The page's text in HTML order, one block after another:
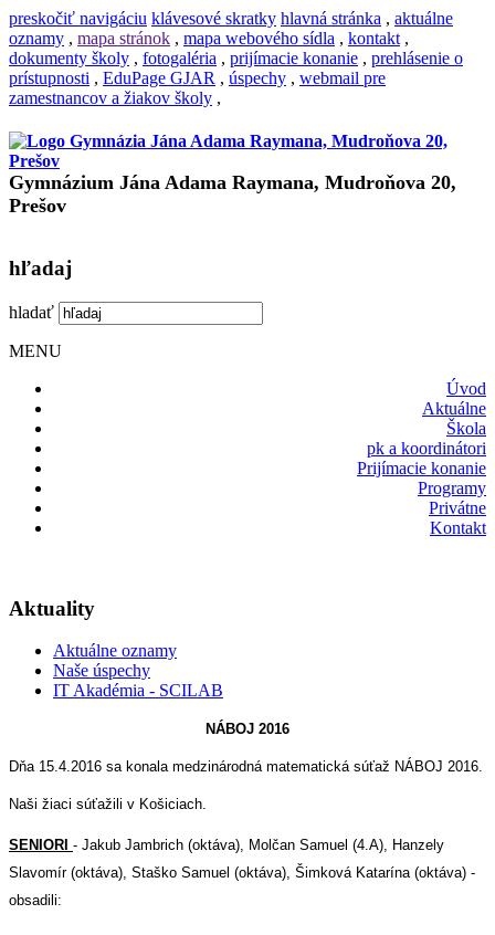
preskočiť navigáciu klávesové skratky hlavná stránka , aktuálne
oznamy , mapa stránok , mapa webového sídla , kontakt ,
dokumenty školy , fotogaléria , prijímacie konanie , prehlásenie o
prístupnosti , EduPage GJAR , úspechy , webmail pre
zamestnancov a žiakov školy ,
Gymnázium Jána Adama Raymana, Mudroňova 20,
Prešov
hľadaj
hladať
MENU
Úvod
Aktuálne
Škola
pk a koordinátori
Prijímacie konanie
Programy
Privátne
Kontakt
Aktuality
Aktuálne oznamy
Naše úspechy
IT Akadémia - SCILAB
NÁBOJ 2016
Dňa 15.4.2016 sa konala medzinárodná matematická súťaž NÁBOJ 2016.
Naši žiaci súťažili v Košiciach.
SENIORI - Jakub Jambrich (oktáva), Molčan Samuel (4.A), Hanzely
Slavomír (oktáva), Staško Samuel (oktáva), Šimková Katarína (oktáva) -
obsadili: